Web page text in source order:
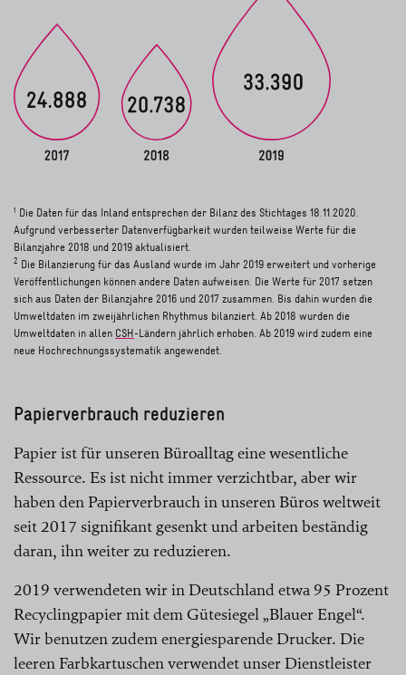
1 Die Daten für das Inland entsprechen der Bilanz des Stichtages 18.11.2020.
Aufgrund verbesserter Datenverfügbarkeit wurden teilweise Werte für die
Bilanzjahre 2018 und 2019 aktualisiert.
2 Die Bilanzierung für das Ausland wurde im Jahr 2019 erweitert und vorherige
Veröffentlichungen können andere Daten aufweisen. Die Werte für 2017 setzen
sich aus Daten der Bilanzjahre 2016 und 2017 zusammen. Bis dahin wurden die
Umweltdaten im zweijährlichen Rhythmus bilanziert. Ab 2018 wurden die
Umweltdaten in allen CSH-Ländern jährlich erhoben. Ab 2019 wird zudem eine
neue Hochrechnungssystematik angewendet.
Papierverbrauch reduzieren
Papier ist für unseren Büroalltag eine wesentliche
Ressource. Es ist nicht immer verzichtbar, aber wir
haben den Papierverbrauch in unseren Büros weltweit
seit 2017 signifikant gesenkt und arbeiten beständig
daran, ihn weiter zu reduzieren.
2019 verwendeten wir in Deutschland etwa 95 Prozent
Recyclingpapier mit dem Gütesiegel „Blauer Engel“.
Wir benutzen zudem energiesparende Drucker. Die
leeren Farbkartuschen verwendet unser Dienstleister